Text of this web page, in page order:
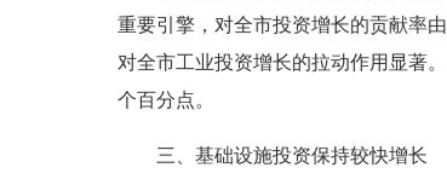
重要引擎，对全市投资增长的贡献率由
对全市工业投资增长的拉动作用显著。
个百分点。
三、基础设施投资保持较快增长